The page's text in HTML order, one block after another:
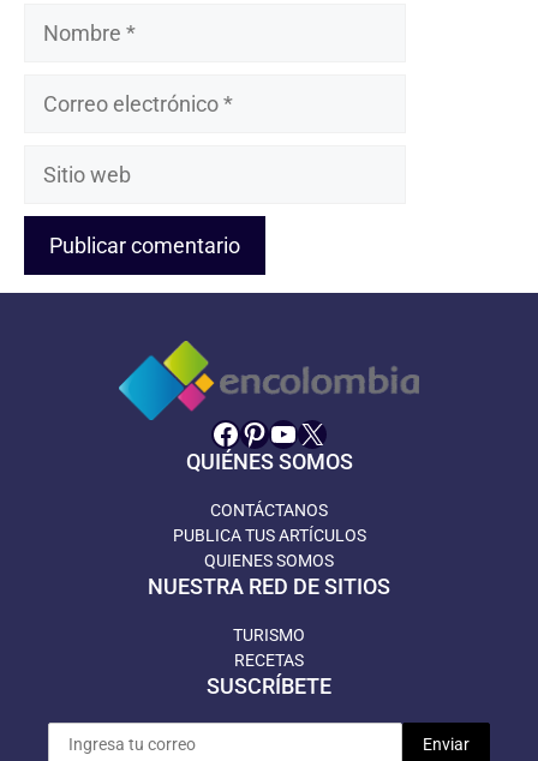
Nombre
Sitio
Facebook
Pinterest
YouTube
X
QUIÉNES SOMOS
CONTÁCTANOS
PUBLICA TUS ARTÍCULOS
QUIENES SOMOS
NUESTRA RED DE SITIOS
TURISMO
RECETAS
SUSCRÍBETE